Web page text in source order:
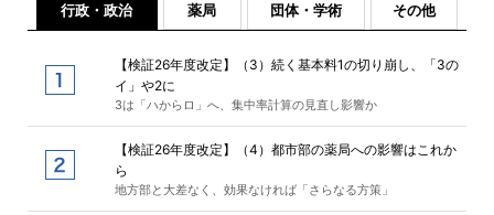
行政・政治 薬局 団体・学術 その他
【検証26年度改定】（3）続く基本料1の切り崩し、「3の
イ」や2に
3は「ハからロ」へ、集中率計算の見直し影響か
【検証26年度改定】（4）都市部の薬局への影響はこれか
ら
地方部と大差なく、効果なければ「さらなる方策」